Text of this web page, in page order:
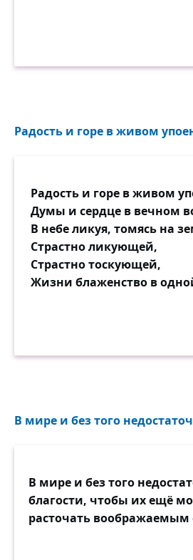
Радость и горе в живом
Радость и горе в живом
Думы и сердце в вечном
В небе ликуя, томясь на
Страстно ликующей,
Страстно тоскующей,
Жизни блаженство в
В мире и без того
В мире и без того
благости, чтобы их ещё
расточать воображаемым